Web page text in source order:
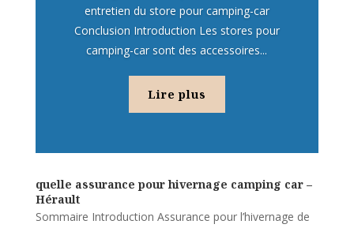
entretien du store pour camping-car
Conclusion Introduction Les stores pour
camping-car sont des accessoires...
Lire plus
quelle assurance pour hivernage camping car –
Hérault
Sommaire Introduction Assurance pour l’hivernage de